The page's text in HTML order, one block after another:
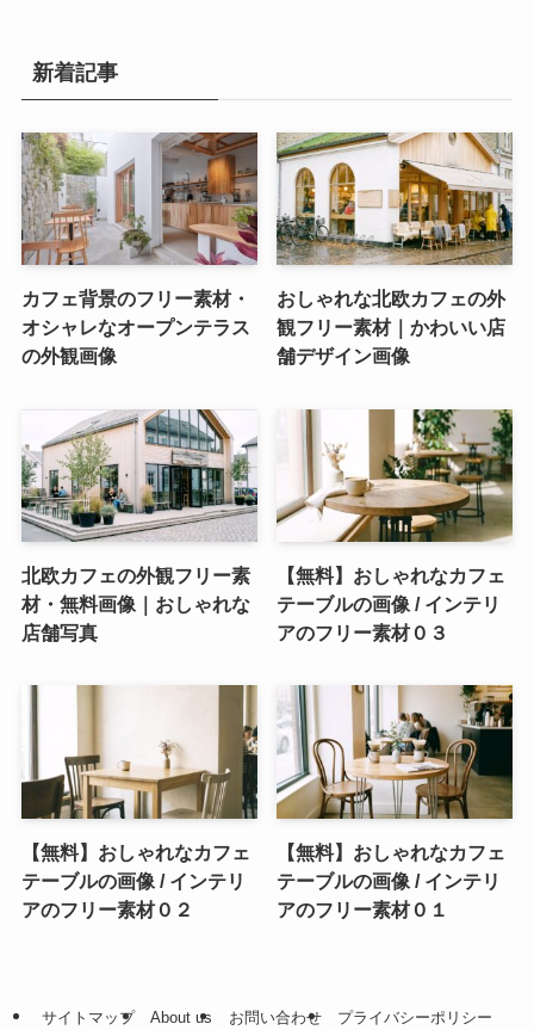
新着記事
カフェ背景のフリー素材・
オシャレなオープンテラス
の外観画像
おしゃれな北欧カフェの外
観フリー素材｜かわいい店
舗デザイン画像
北欧カフェの外観フリー素
材・無料画像｜おしゃれな
店舗写真
【無料】おしゃれなカフェ
テーブルの画像 / インテリ
アのフリー素材０３
【無料】おしゃれなカフェ
テーブルの画像 / インテリ
アのフリー素材０２
【無料】おしゃれなカフェ
テーブルの画像 / インテリ
アのフリー素材０１
サイトマップ About us お問い合わせ プライバシーポリシー